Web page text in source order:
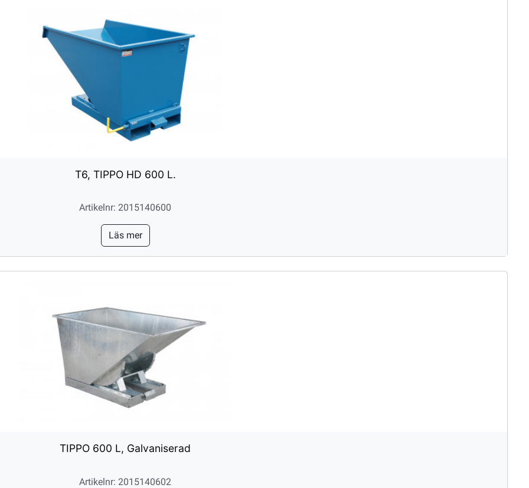
T6, TIPPO HD 600 L.
Artikelnr: 2015140600
Läs mer
TIPPO 600 L, Galvaniserad
Artikelnr: 2015140602